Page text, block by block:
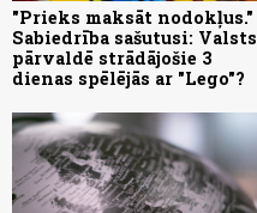
"Prieks maksāt nodokļus."
Sabiedrība sašutusi: Valsts
pārvaldē strādājošie 3
dienas spēlējās ar "Lego"?